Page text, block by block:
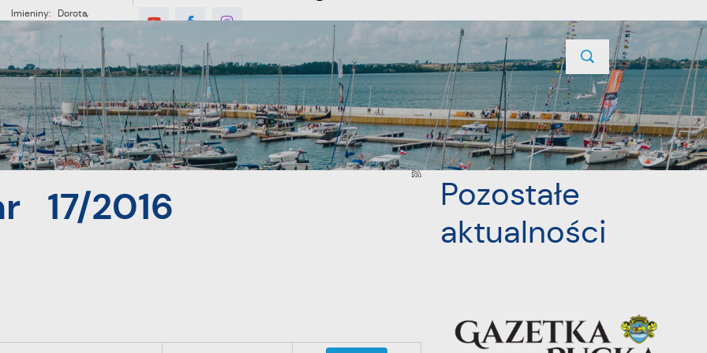
Imieniny: Dorota,
Konrad, Kajetan
MIESZKANIEC TURYSTYKA INWESTYCJE PROJEKTY UNIJNE KONTAKT
nr 17/2016 POPRZEDNI NASTĘPNY
17/2016
Pozostałe
aktualności